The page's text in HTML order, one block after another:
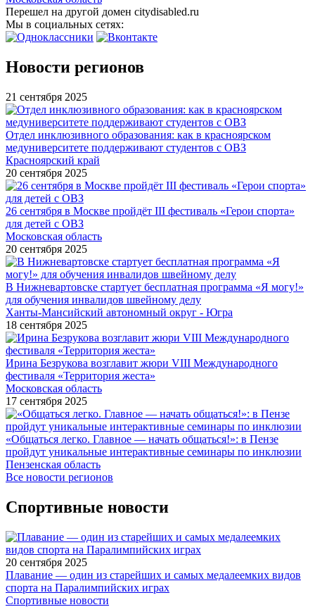
Перешел на другой домен citydisabled.ru
Мы в социальных сетях:
Новости регионов
21 сентября 2025
Отдел инклюзивного образования: как в красноярском
медуниверситете поддерживают студентов с ОВЗ
Красноярский край
20 сентября 2025
26 сентября в Москве пройдёт III фестиваль «Герои спорта»
для детей с ОВЗ
Московская область
20 сентября 2025
В Нижневартовске стартует бесплатная программа «Я могу!»
для обучения инвалидов швейному делу
Ханты-Мансийский автономный округ - Югра
18 сентября 2025
Ирина Безрукова возглавит жюри VIII Международного
фестиваля «Территория жеста»
Московская область
17 сентября 2025
«Общаться легко. Главное — начать общаться!»: в Пензе
пройдут уникальные интерактивные семинары по инклюзии
Пензенская область
Все новости регионов
Спортивные новости
20 сентября 2025
Плавание — один из старейших и самых медалеемких видов
спорта на Паралимпийских играх
Спортивные новости